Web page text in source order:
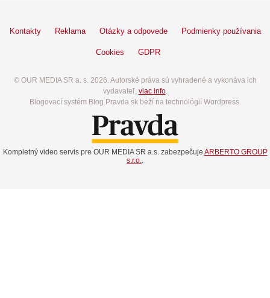
Kontakty Reklama Otázky a odpovede Podmienky používania
Cookies GDPR
© OUR MEDIA SR a. s. 2026. Autorské práva sú vyhradené a vykonáva ich
vydavateľ, viac info.
Blogovací systém Blog.Pravda.sk beží na technológií Wordpress.
Kompletný video servis pre OUR MEDIA SR a.s. zabezpečuje ARBERTO GROUP
s.r.o..